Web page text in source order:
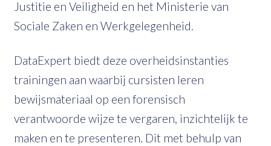
Justitie en Veiligheid en het Ministerie van
Sociale Zaken en Werkgelegenheid.
DataExpert biedt deze overheidsinstanties
trainingen aan waarbij cursisten leren
bewijsmateriaal op een forensisch
verantwoorde wijze te vergaren, inzichtelijk te
maken en te presenteren. Dit met behulp van